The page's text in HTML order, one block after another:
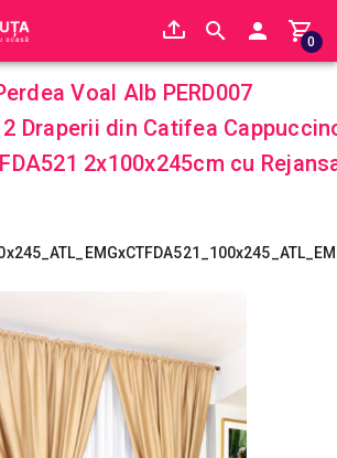
0
Voal Alb PERD007
Draperii din Catifea
2x100x245cm cu